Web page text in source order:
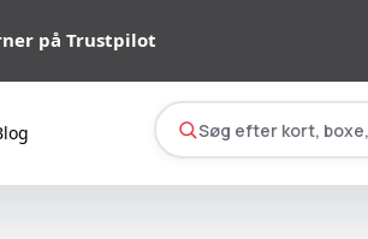
på Trustpilot
Søg efter kort,